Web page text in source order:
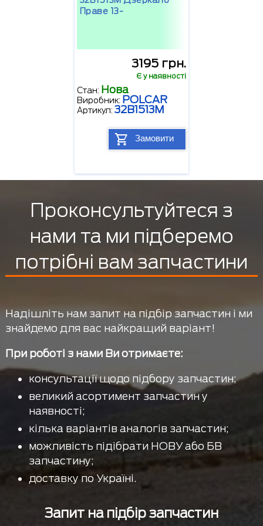
Праве 13-
3195 грн.
Є у наявності
Стан: Нова
Виробник: POLCAR
Артикул: 32B1513M
Замовити
Проконсультуйтеся з
нами та ми підберемо
потрібні вам запчастини
Надішліть нам запит на підбір запчастин і ми
знайдемо для вас найкращий варіант!
При роботі з нами Ви отримаєте:
консультації щодо підбору запчастин;
великий асортимент запчастин у
наявності;
кілька варіантів аналогів запчастин;
можливість підібрати НОВУ або БВ
запчастину;
доставку по Україні.
Запит на підбір запчастин